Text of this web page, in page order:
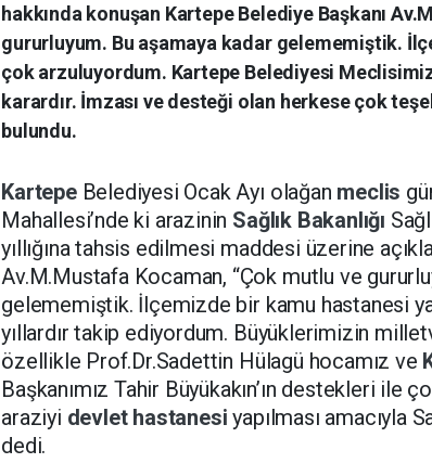
hakkında konuşan Kartepe Belediye Başkanı
gururluyum. Bu aşamaya kadar gelememiştik.
çok arzuluyordum. Kartepe Belediyesi
karardır. İmzası ve desteği olan herkese çok
bulundu.
Kartepe Belediyesi Ocak Ayı olağan meclis
Mahallesi’nde ki arazinin Sağlık Bakanlığı
yıllığına tahsis edilmesi maddesi üzerine
Av.M.Mustafa Kocaman, “Çok mutlu ve
gelememiştik. İlçemizde bir kamu hastanesi
yıllardır takip ediyordum. Büyüklerimizin
özellikle Prof.Dr.Sadettin Hülagü hocamız ve
Başkanımız Tahir Büyükakın’ın destekleri
araziyi devlet hastanesiyapılması amacıyla
dedi.